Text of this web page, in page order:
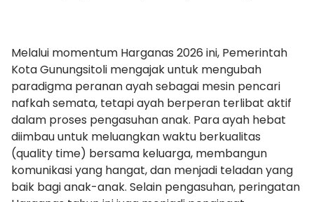
Melalui momentum Harganas 2026 ini, Pemerintah
Kota Gunungsitoli mengajak untuk mengubah
paradigma peranan ayah sebagai mesin pencari
nafkah semata, tetapi ayah berperan terlibat aktif
dalam proses pengasuhan anak. Para ayah hebat
diimbau untuk meluangkan waktu berkualitas
(quality time) bersama keluarga, membangun
komunikasi yang hangat, dan menjadi teladan yang
baik bagi anak-anak. Selain pengasuhan, peringatan